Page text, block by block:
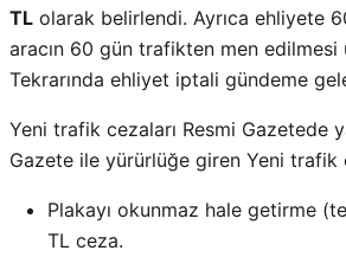
TL olarak belirlendi. Ayrıca ehliyete
aracın 60 gün trafikten men edilmesi
Tekrarında ehliyet iptali gündeme
Yeni trafik cezaları Resmi Gazetede
Gazete ile yürürlüğe giren Yeni trafik
Plakayı okunmaz hale getirme
TL ceza.